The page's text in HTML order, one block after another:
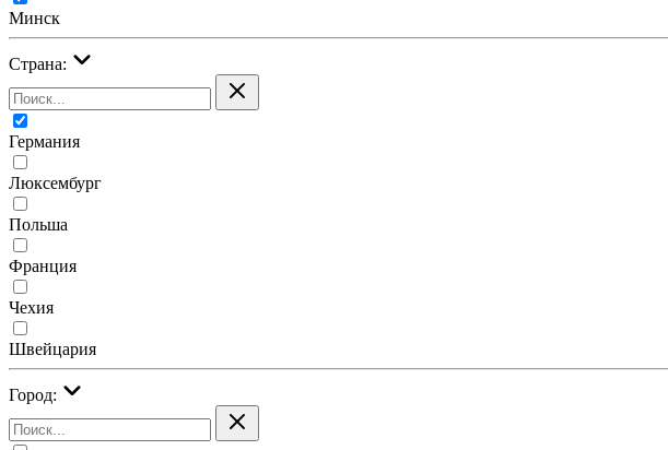
Минск
Страна:
Германия
Люксембург
Польша
Франция
Чехия
Швейцария
Город: